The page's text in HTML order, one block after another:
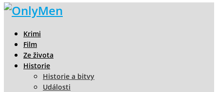
Krimi
Film
Ze života
Historie
Historie a bitvy
Události